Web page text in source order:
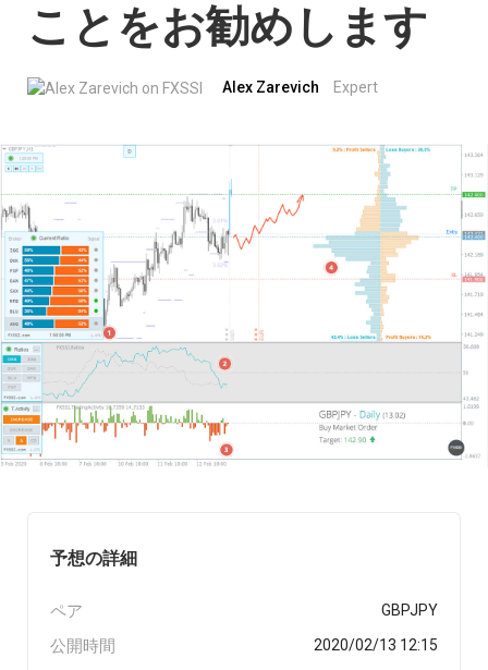
ことをお勧めします
Alex Zarevich Expert
予想の詳細
ペア GBPJPY
公開時間 2020/02/13 12:15